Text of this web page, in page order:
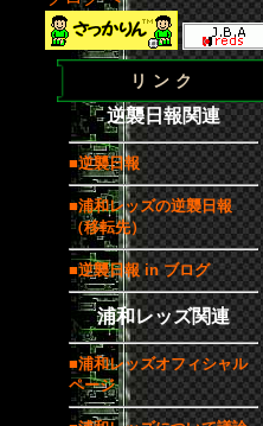
リンク
逆襲日報関連
■逆襲日報
■浦和レッズの逆襲日報
（移転先）
■逆襲日報 in ブログ
浦和レッズ関連
■浦和レッズオフィシャル
ページ